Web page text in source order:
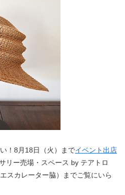
！8月18日（火）までイベント出店
リー売場・スペース by テアトロ
スカレーター脇）までご覧にいら